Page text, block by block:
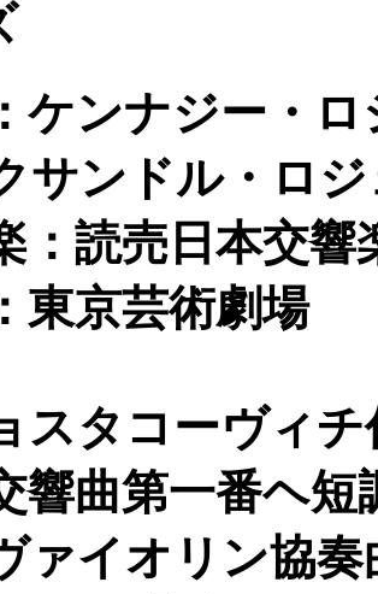
ケンナジー・
サンドル・ロ
：読売日本交響
東京芸術劇場
スタコーヴィチ
響曲第一番ヘ短
ァイオリン協